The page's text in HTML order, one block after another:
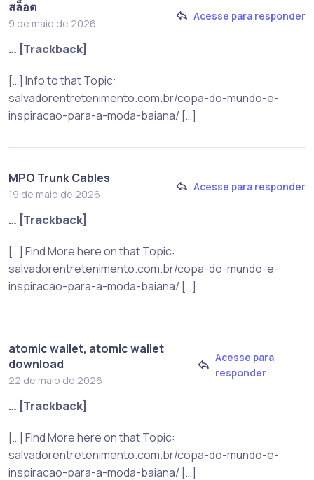
สล็อต
9 de maio de 2026
Acesse para responder
… [Trackback]
[…] Info to that Topic:
salvadorentretenimento.com.br/copa-do-mundo-e-
inspiracao-para-a-moda-baiana/ […]
MPO Trunk Cables
19 de maio de 2026
Acesse para responder
… [Trackback]
[…] Find More here on that Topic:
salvadorentretenimento.com.br/copa-do-mundo-e-
inspiracao-para-a-moda-baiana/ […]
atomic wallet, atomic wallet
download
22 de maio de 2026
Acesse para
responder
… [Trackback]
[…] Find More here on that Topic:
salvadorentretenimento.com.br/copa-do-mundo-e-
inspiracao-para-a-moda-baiana/ […]